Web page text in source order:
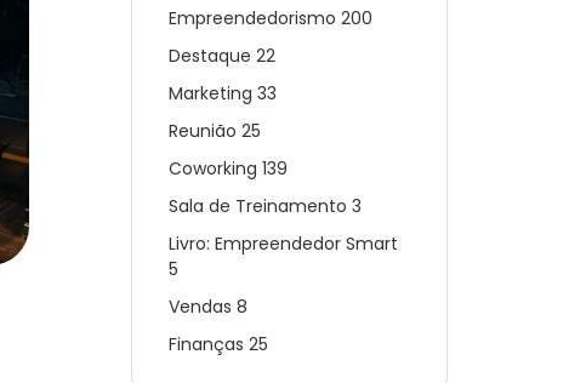
Empreendedorismo 200
Destaque 22
Marketing 33
Reunião 25
Coworking 139
Sala de Treinamento 3
Livro: Empreendedor Smart
5
Vendas 8
Finanças 25